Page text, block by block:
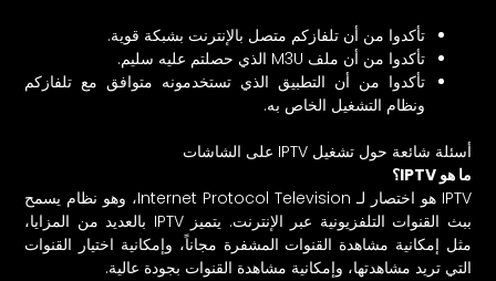
تأكدوا من أن تلفازكم متصل بالإنترنت بشبكة قوية.
تأكدوا من أن ملف M3U الذي حصلتم عليه سليم.
تأكدوا من أن التطبيق الذي تستخدمونه متوافق مع تلفازكم
ونظام التشغيل الخاص به.
أسئلة شائعة حول تشغيل IPTV على الشاشات
ما هو IPTV؟
IPTV هو اختصار لـ Internet Protocol Television، وهو نظام يسمح
ببث القنوات التلفزيونية عبر الإنترنت. يتميز IPTV بالعديد من المزايا،
مثل إمكانية مشاهدة القنوات المشفرة مجاناً، وإمكانية اختيار القنوات
التي تريد مشاهدتها، وإمكانية مشاهدة القنوات بجودة عالية.